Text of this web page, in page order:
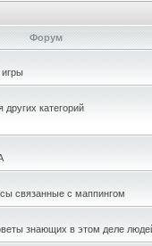
Форум
категорий
связанные с маппингом
знающих в этом деле